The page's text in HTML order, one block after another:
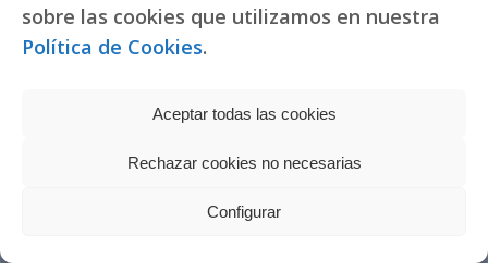
sobre las cookies que utilizamos en nuestra
Política de Cookies.
Aceptar todas las cookies
Rechazar cookies no necesarias
Configurar
Copyright © 2022 RR. Pureza de María